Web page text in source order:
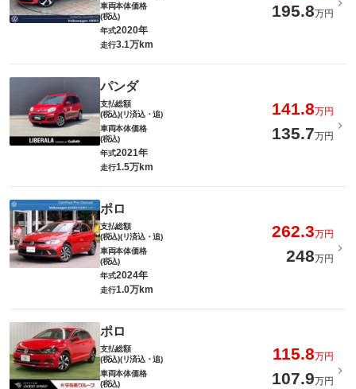
車両本体価格
(税込)
195.8万円
年式2020年
走行3.1万km
パンダ
支払総額
(税込)(リ済込・追)
141.8万円
車両本体価格
(税込)
135.7万円
年式2021年
走行1.5万km
ポロ
支払総額
(税込)(リ済込・追)
262.3万円
車両本体価格
(税込)
248万円
年式2024年
走行1.0万km
ポロ
支払総額
(税込)(リ済込・追)
115.8万円
車両本体価格
(税込)
107.9万円